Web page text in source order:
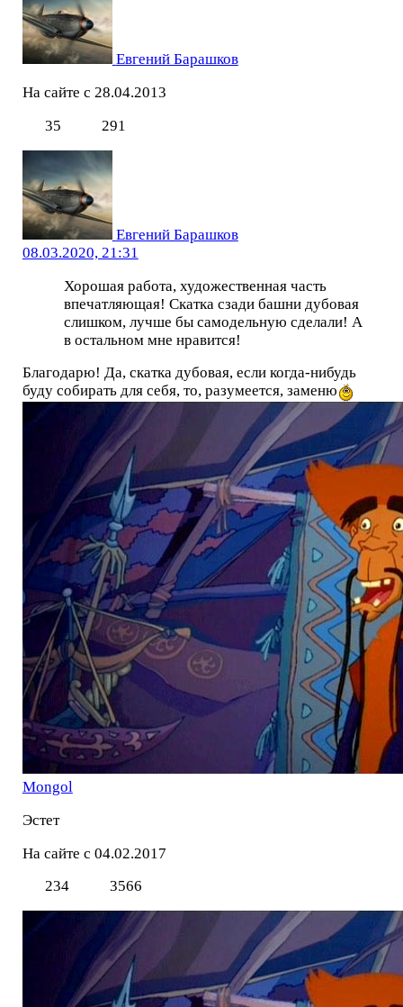
Евгений Барашков
На сайте с 28.04.2013
35
291
Евгений Барашков
08.03.2020, 21:31
Хорошая работа, художественная часть
впечатляющая! Скатка сзади башни дубовая
слишком, лучше бы самодельную сделали! А
в остальном мне нравится!
Благодарю! Да, скатка дубовая, если когда-нибудь
буду собирать для себя, то, разумеется, заменю
Mоngol
Эстет
На сайте с 04.02.2017
234
3566